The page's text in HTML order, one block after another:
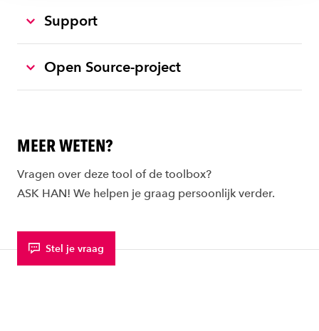
Support
Open Source-project
MEER WETEN?
Vragen over deze tool of de toolbox?
ASK HAN! We helpen je graag persoonlijk verder.
Stel je vraag